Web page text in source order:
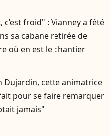
c’est froid" : Vianney a fêté
sa cabane retirée de
où en est le chantier
Dujardin, cette animatrice
pour se faire remarquer
jamais"